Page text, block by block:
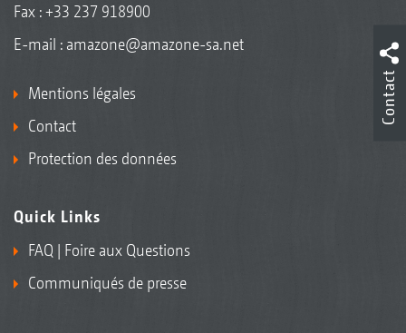
Fax : +33 237 918900
E-mail : amazone@amazone-sa.net
Mentions légales
Contact
Protection des données
Quick Links
FAQ | Foire aux Questions
Communiqués de presse
Contact